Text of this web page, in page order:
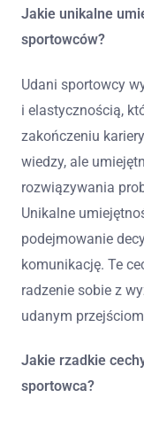
Jakie unikalne
sportowców?
Udani sportowcy
i elastycznością,
zakończeniu
wiedzy, ale
rozwiązywania
Unikalne
podejmowanie
komunikację. Te
radzenie sobie z
udanym
Jakie rzadkie
sportowca?